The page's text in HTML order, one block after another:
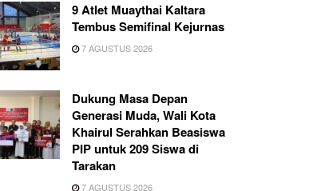
9 Atlet Muaythai Kaltara
Tembus Semifinal Kejurnas
7 AGUSTUS 2026
Dukung Masa Depan
Generasi Muda, Wali Kota
Khairul Serahkan Beasiswa
PIP untuk 209 Siswa di
Tarakan
7 AGUSTUS 2026